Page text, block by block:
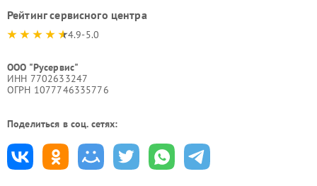
Рейтинг сервисного центра
4.9-5.0
ООО "Русервис"
ИНН 7702633247
ОГРН 1077746335776
Поделиться в соц. сетях: